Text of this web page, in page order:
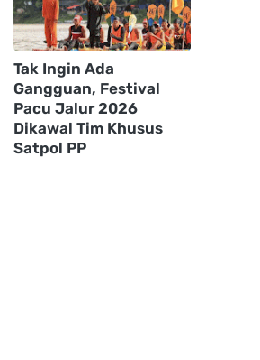
Tak Ingin Ada
Gangguan, Festival
Pacu Jalur 2026
Dikawal Tim Khusus
Satpol PP